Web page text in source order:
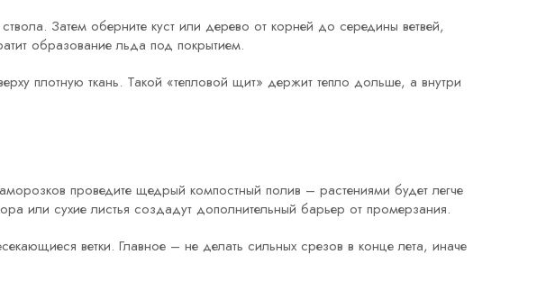
Затем оберните куст или дерево от корней до середины ветвей,
образование льда под покрытием.
плотную ткань. Такой «тепловой щит» держит тепло дольше, а внутри
проведите щедрый компостный полив – растениями будет легче
или сухие листья создадут дополнительный барьер от промерзания.
ветки. Главное – не делать сильных срезов в конце лета, иначе